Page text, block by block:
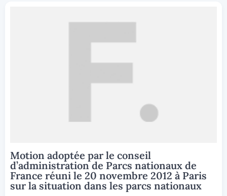
Motion adoptée par le conseil
d’administration de Parcs nationaux de
France réuni le 20 novembre 2012 à Paris
sur la situation dans les parcs nationaux